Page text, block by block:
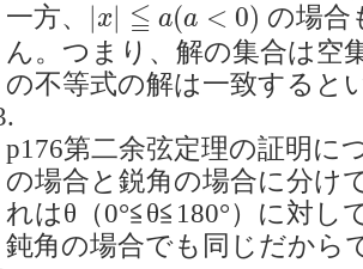
一方、 |x| ≦ a(a < 0) の場合
ん。つまり、解の集合は空
の不等式の解は一致すると
p176第二余弦定理の証明
の場合と鋭角の場合に分け
れはθ（0°≦θ≦180°）に対し
鈍角の場合でも同じだから